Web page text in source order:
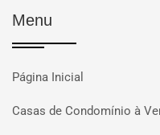
Menu
Página Inicial
Casas de Condomínio à